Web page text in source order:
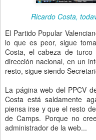
Ricardo Costa,
El Partido Popular
lo que es peor, sigue
Costa, el cabeza de
dirección nacional, en un
resto, sigue siendo
La página web del PPCV
Costa está saldamente
piensa irse y que el resto
de Camps. Porque no
administrador de la web...